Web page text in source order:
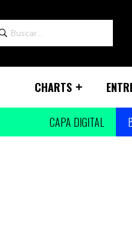
CHARTS
CAPA DIGITAL